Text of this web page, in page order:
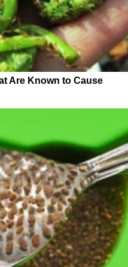
Are Known to Cause